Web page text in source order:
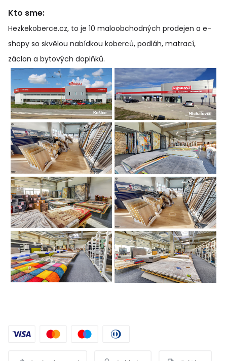
Kto sme:
Hezkekoberce.cz, to je 10 maloobchodných prodejen a e-
shopy so skvělou nabídkou koberců, podláh, matrací,
záclon a bytových doplňků.